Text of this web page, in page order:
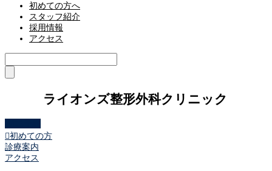
初めての方へ
スタッフ紹介
採用情報
アクセス
ライオンズ整形外科クリニック
初めての方
診療案内
アクセス